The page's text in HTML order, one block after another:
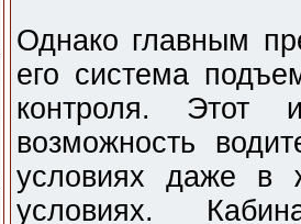
Однако главным
его система
контроля. Этот
возможность
условиях даже в
условиях.